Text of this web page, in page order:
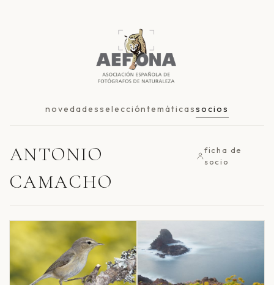
novedadesseleccióntemáticassocios
ANTONIO
CAMACHO
ficha de
socio